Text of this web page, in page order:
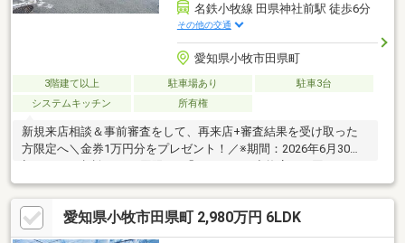
名鉄小牧線 田県神社前駅 徒歩6分
その他の交通
愛知県小牧市田県町
3階建て以上 駐車場あり
駐車3台
システムキッチン
所有権
新規来店相談＆事前審査をして、再来店+審査結果を受け取った
方限定へ＼金券1万円分をプレゼント！／※期間：2026年6月30日※
ペーンご利用者は対象外詳細はお問い合わせ下さい♪■アピールポ
イント■・南向き・ガレージ付き・駅近■周辺施設■・味岡小学校
まで徒歩15分(約1200m)・味岡中学校まで徒歩15分(約1200m)・名
鉄小牧線『田県神社前』駅まで徒歩5分(約370m)・V・drug味岡店
愛知県小牧市田県町 2,980万円 6LDK